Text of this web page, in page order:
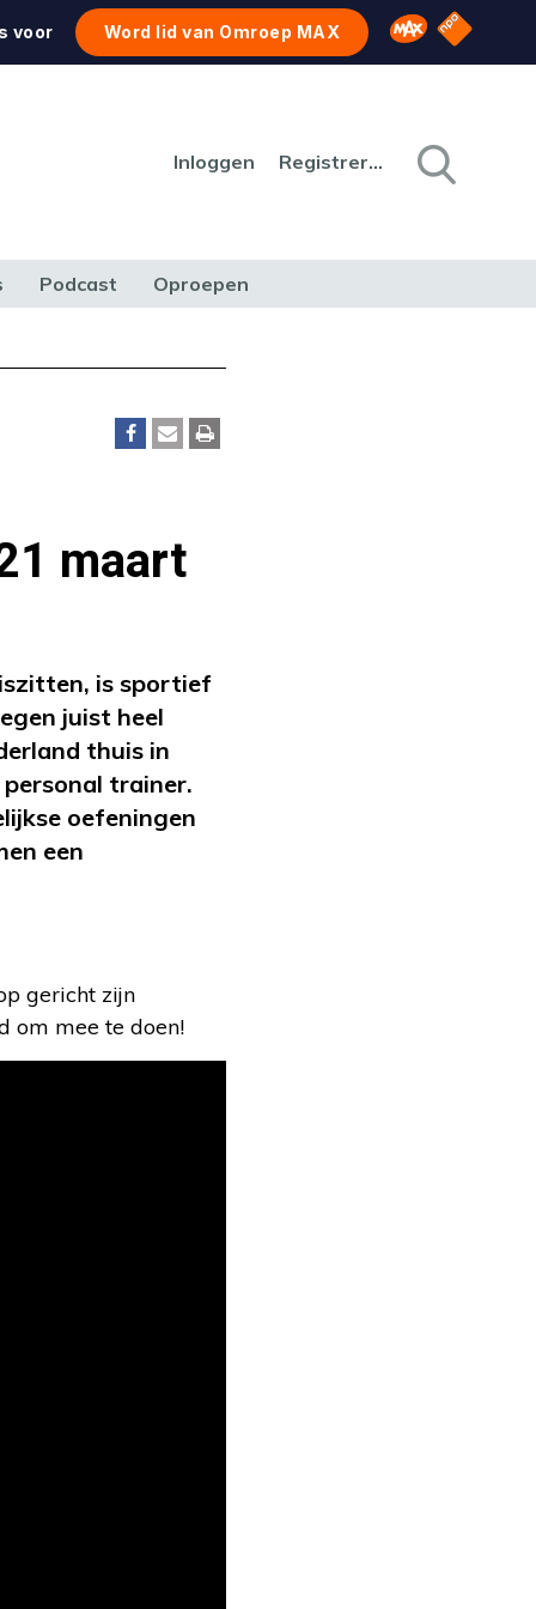
voor Word lid van Omroep MAX Omroep MAX
NPO
Inloggen Registreren
Podcast Oproepen
maart
is sportief
juist heel
thuis in
trainer.
oefeningen
een
gericht zijn
om mee te doen!